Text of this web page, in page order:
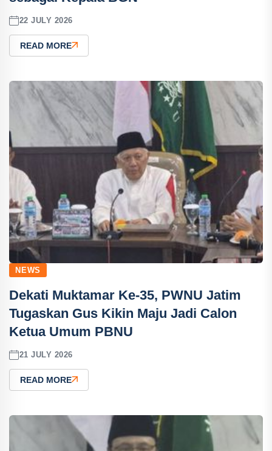
22 JULY 2026
READ MORE
NEWS
Dekati Muktamar Ke-35, PWNU Jatim
Tugaskan Gus Kikin Maju Jadi Calon
Ketua Umum PBNU
21 JULY 2026
READ MORE